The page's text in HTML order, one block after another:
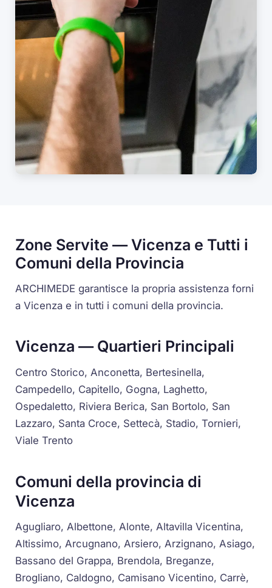
Zone Servite — Vicenza e Tutti i
Comuni della Provincia
ARCHIMEDE garantisce la propria assistenza forni
a Vicenza e in tutti i comuni della provincia.
Vicenza — Quartieri Principali
Centro Storico, Anconetta, Bertesinella,
Campedello, Capitello, Gogna, Laghetto,
Ospedaletto, Riviera Berica, San Bortolo, San
Lazzaro, Santa Croce, Settecà, Stadio, Tornieri,
Viale Trento
Comuni della provincia di
Vicenza
Agugliaro, Albettone, Alonte, Altavilla Vicentina,
Altissimo, Arcugnano, Arsiero, Arzignano, Asiago,
Bassano del Grappa, Brendola, Breganze,
Brogliano, Caldogno, Camisano Vicentino, Carrè,